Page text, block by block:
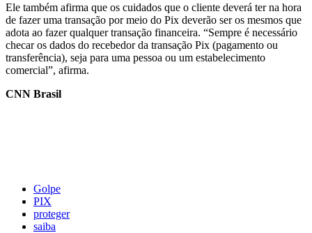
Ele também afirma que os cuidados que o cliente deverá ter na hora
de fazer uma transação por meio do Pix deverão ser os mesmos que
adota ao fazer qualquer transação financeira. “Sempre é necessário
checar os dados do recebedor da transação Pix (pagamento ou
transferência), seja para uma pessoa ou um estabelecimento
comercial”, afirma.
CNN Brasil
Golpe
PIX
proteger
saiba